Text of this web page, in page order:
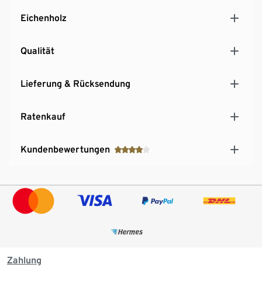
Eichenholz
Qualität
Lieferung & Rücksendung
Ratenkauf
Kundenbewertungen
Zahlung